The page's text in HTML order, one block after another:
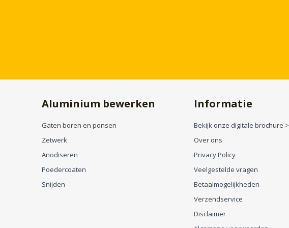
Aluminium bewerken
Gaten boren en ponsen
Zetwerk
Anodiseren
Poedercoaten
Snijden
Informatie
Bekijk onze digitale brochure >
Over ons
Privacy Policy
Veelgestelde vragen
Betaalmogelijkheden
Verzendservice
Disclaimer